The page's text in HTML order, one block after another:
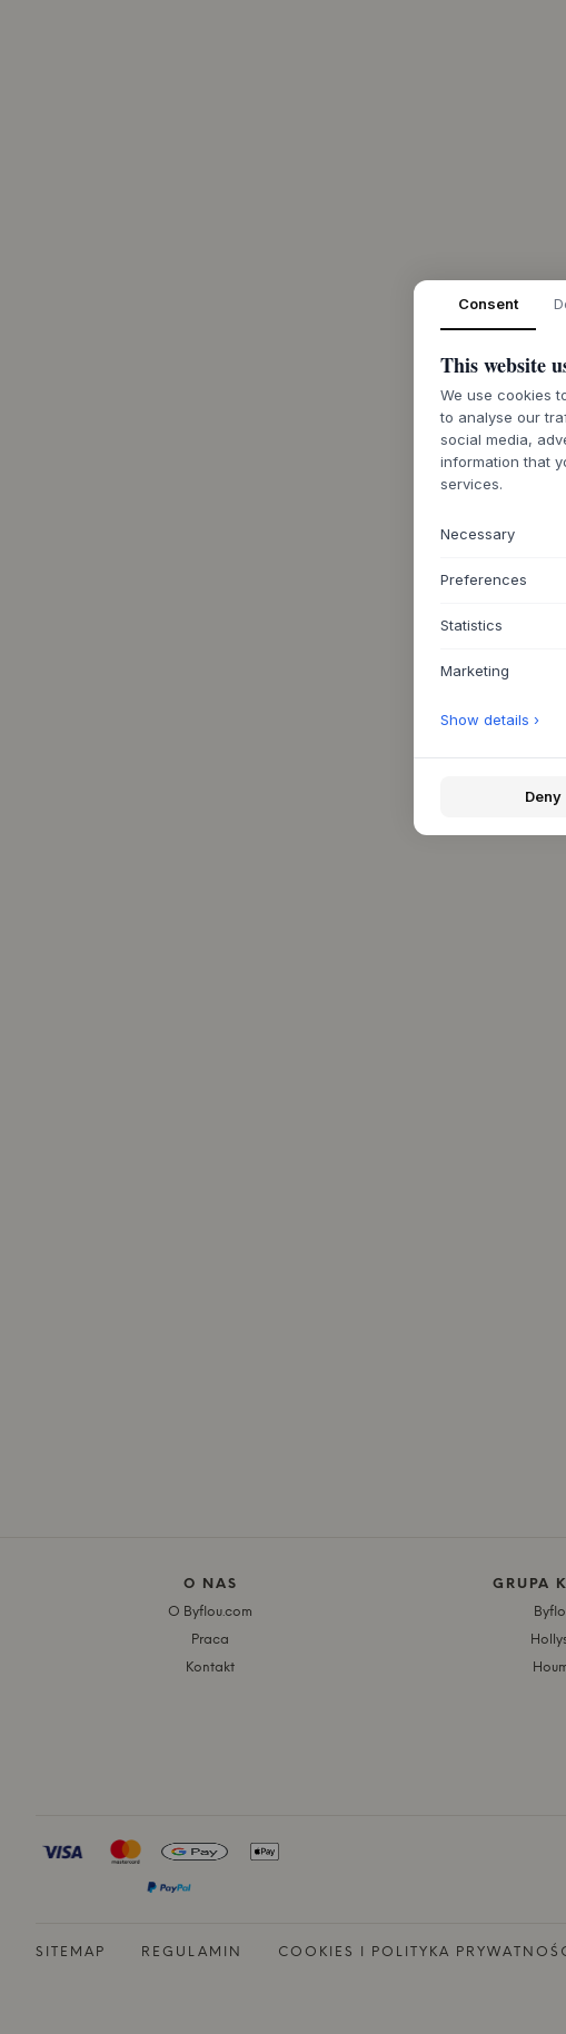
O NAS
O Byflou.com
Praca
Kontakt
GRUPA
SITEMAP REGULAMIN COOKIES I POLITYKA
Consent
This website
We use cookies
to analyse our
social media,
information that
services.
Necessary
Preferences
Statistics
Marketing
Show details ›
Deny